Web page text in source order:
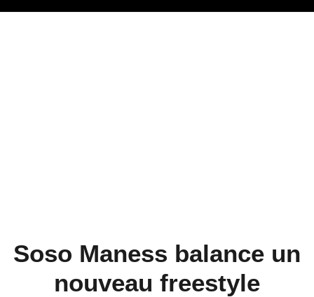
Soso Maness balance un
nouveau freestyle